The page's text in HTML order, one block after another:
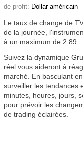
de profit: Dollar américain
Le taux de change de
de la journée,
à un maximum de 2.89.
Suivez la dynamique
réel vous aideront à
marché. En basculant
surveiller les tendances
minutes, heures, jours,
pour prévoir les
de trading éclairées.